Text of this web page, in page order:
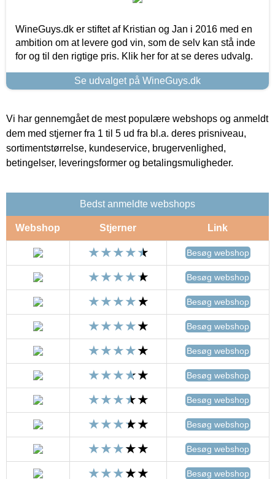
WineGuys.dk er stiftet af Kristian og Jan i 2016 med en
ambition om at levere god vin, som de selv kan stå inde
for og til den rigtige pris. Klik her for at se deres udvalg.
Se udvalget på WineGuys.dk
Vi har gennemgået de mest populære webshops og anmeldt
dem med stjerner fra 1 til 5 ud fra bl.a. deres prisniveau,
sortimentstørrelse, kundeservice, brugervenlighed,
betingelser, leveringsformer og betalingsmuligheder.
Bedst anmeldte webshops
Webshop Stjerner Link
Besøg webshop
Besøg webshop
Besøg webshop
Besøg webshop
Besøg webshop
Besøg webshop
Besøg webshop
Besøg webshop
Besøg webshop
Besøg webshop